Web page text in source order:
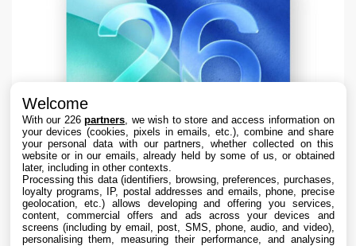
Apple teste iOS 26.6.1 sur iPhone pour des
correctifs
Welcome
With our 226partners , we wish to store and access information on
your devices (cookies, pixels in emails, etc.), combine and share
your personal data with our partners, whether collected on this
website or in our emails, already held by some of us, or obtained
later, including in other contexts.
Processing this data (identifiers, browsing, preferences, purchases,
loyalty programs, IP, postal addresses and emails, phone, precise
geolocation, etc.) allows developing and offering you services,
content, commercial offers and ads across your devices and
screens (including by email, post, SMS, phone, audio, and video),
personalising them, measuring their performance, and analysing